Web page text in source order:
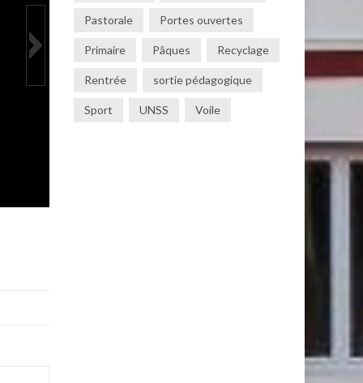
Pastorale Portes ouvertes
Primaire Pâques Recyclage
Rentrée sortie pédagogique
Sport UNSS Voile